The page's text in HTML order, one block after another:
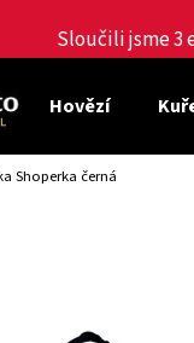
Sloučili jsme 3
Hovězí
Shoperka černá